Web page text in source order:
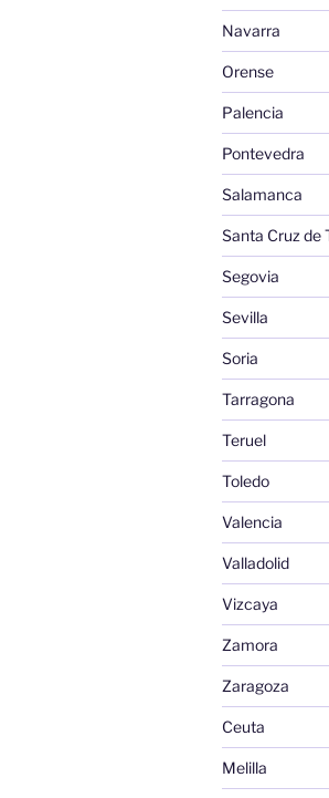
Navarra
Orense
Palencia
Pontevedra
Salamanca
Santa Cruz de
Segovia
Sevilla
Soria
Tarragona
Teruel
Toledo
Valencia
Valladolid
Vizcaya
Zamora
Zaragoza
Ceuta
Melilla